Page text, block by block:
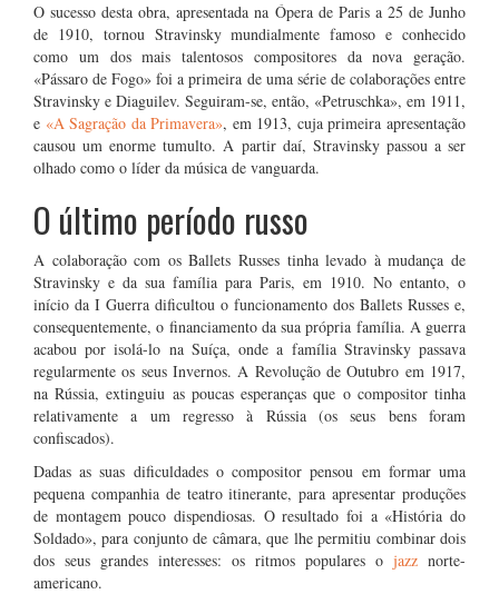
O sucesso desta obra, apresentada na Ópera de Paris a 25 de Junho
de 1910, tornou Stravinsky mundialmente famoso e conhecido
como um dos mais talentosos compositores da nova geração.
«Pássaro de Fogo» foi a primeira de uma série de colaborações entre
Stravinsky e Diaguilev. Seguiram-se, então, «Petruschka», em 1911,
e «A Sagração da Primavera», em 1913, cuja primeira apresentação
causou um enorme tumulto. A partir daí, Stravinsky passou a ser
olhado como o líder da música de vanguarda.
O último período russo
A colaboração com os Ballets Russes tinha levado à mudança de
Stravinsky e da sua família para Paris, em 1910. No entanto, o
início da I Guerra dificultou o funcionamento dos Ballets Russes e,
consequentemente, o financiamento da sua própria família. A guerra
acabou por isolá-lo na Suíça, onde a família Stravinsky passava
regularmente os seus Invernos. A Revolução de Outubro em 1917,
na Rússia, extinguiu as poucas esperanças que o compositor tinha
relativamente a um regresso à Rússia (os seus bens foram
confiscados).
Dadas as suas dificuldades o compositor pensou em formar uma
pequena companhia de teatro itinerante, para apresentar produções
de montagem pouco dispendiosas. O resultado foi a «História do
Soldado», para conjunto de câmara, que lhe permitiu combinar dois
dos seus grandes interesses: os ritmos populares o jazz norte-
americano.